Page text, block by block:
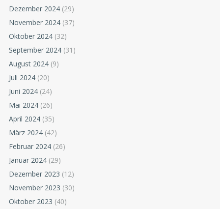
Dezember 2024 (29)
November 2024 (37)
Oktober 2024 (32)
September 2024 (31)
August 2024 (9)
Juli 2024 (20)
Juni 2024 (24)
Mai 2024 (26)
April 2024 (35)
März 2024 (42)
Februar 2024 (26)
Januar 2024 (29)
Dezember 2023 (12)
November 2023 (30)
Oktober 2023 (40)